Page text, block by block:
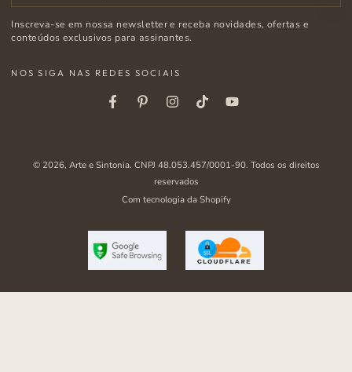
o
e-
Inscreva-se em nossa newsletter e receba novidades, ofertas e
conteúdos exclusivos para assinantes.
NOS SIGA NAS REDES SOCIAIS
FacebookPinterestInstagramTiktokYoutube
© 2026, Arte e Sintonia. CNPJ 48.053.457/0001-90. Todos os direitos
reservados
Com tecnologia da Shopify